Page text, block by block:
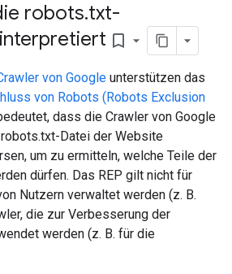
robots.txt-
bookmark_border
von Google unterstützen das
von Robots (Robots Exclusion
dass die Crawler von Google
Datei der Website
um zu ermitteln, welche Teile der
dürfen. Das REP gilt nicht für
Nutzern verwaltet werden (z. B.
die zur Verbesserung der
werden (z. B. für die